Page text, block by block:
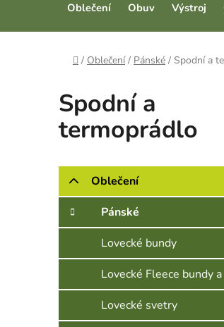
Oblečení Obuv Výstroj
Domů
/ Oblečení / Pánské / Spodní a
Spodní a
termoprádlo
Postranní panel
Přeskočit kategorie
Kategorie
Oblečení
Pánské
Lovecké bundy
Lovecké Fleece bundy
Lovecké svetry